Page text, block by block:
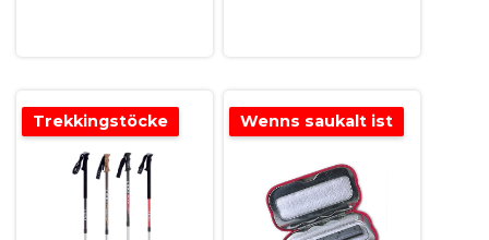
Trekkingstöcke Wenns saukalt ist